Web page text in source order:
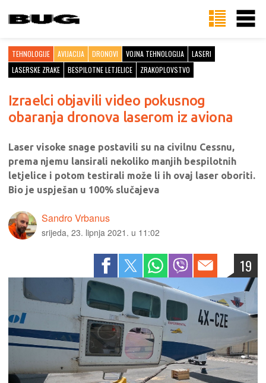
TEHNOLOGIJE AVIJACIJA DRONOVI VOJNA TEHNOLOGIJA
LASERI
LASERSKE ZRAKE
BESPILOTNE LETJELICE ZRAKOPLOVSTVO
Izraelci objavili video pokusnog
obaranja dronova laserom iz aviona
Laser visoke snage postavili su na civilnu Cessnu,
prema njemu lansirali nekoliko manjih bespilotnih
letjelice i potom testirali može li ih ovaj laser oboriti.
Bio je uspješan u 100% slučajeva
Sandro Vrbanus
srijeda, 23. lipnja 2021. u 11:02
19